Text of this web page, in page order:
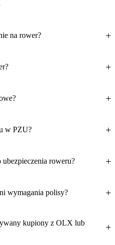
na rower?
w PZU?
ubezpieczenia roweru?
wymagania polisy?
kupiony z OLX lub